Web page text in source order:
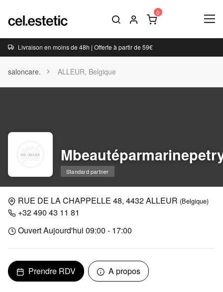
Livraison en moins de 48h | Offerte à partir de 59€
saloncare. ALLEUR, Belgique
Standard partner
RUE DE LA CHAPPELLE 48, 4432 ALLEUR (Belgique)
+32 490 43 11 81
Ouvert Aujourd'hui 09:00 - 17:00
Prendre RDV A propos